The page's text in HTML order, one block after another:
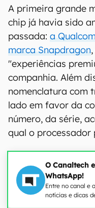
A primeira grande
chip já havia sido
passada: a
marca Snapdragon
"experiências
companhia. Além
nomenclatura com
lado em favor da
número, da série,
qual o processador
O Canaltech
WhatsApp!
Entre no canal e
notícias e dicas